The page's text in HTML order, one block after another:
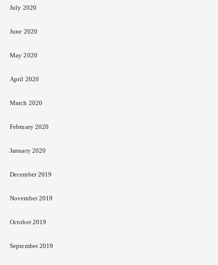
July 2020
June 2020
May 2020
April 2020
March 2020
February 2020
January 2020
December 2019
November 2019
October 2019
September 2019